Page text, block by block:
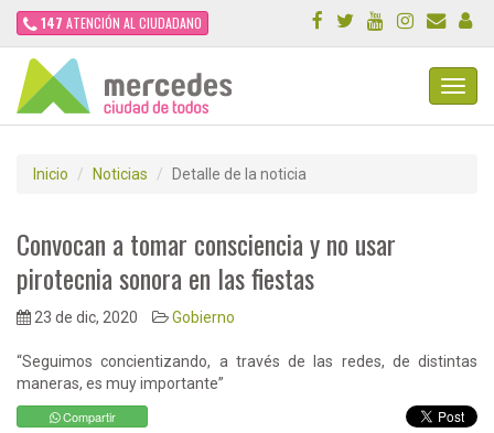
147 ATENCIÓN AL CIUDADANO
Inicio Noticias Detalle de la noticia
Convocan a tomar consciencia y no usar
pirotecnia sonora en las fiestas
23 de dic, 2020 Gobierno
“Seguimos concientizando, a través de las redes, de distintas
maneras, es muy importante”
Compartir